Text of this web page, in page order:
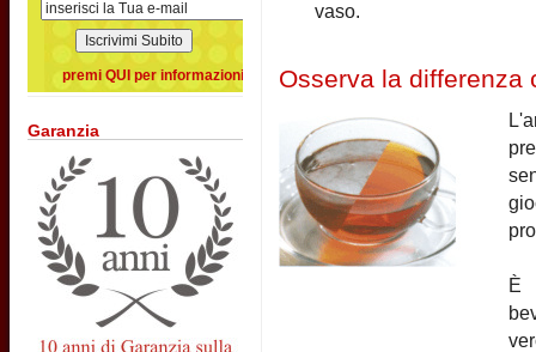
premi QUI per informazioni
Garanzia
vaso.
Osserva la differenza
È